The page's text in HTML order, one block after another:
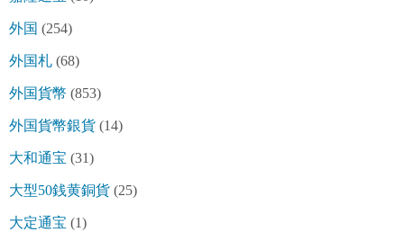
外国 (254)
外国札 (68)
外国貨幣 (853)
外国貨幣銀貨 (14)
大和通宝 (31)
大型50銭黄銅貨 (25)
大定通宝 (1)